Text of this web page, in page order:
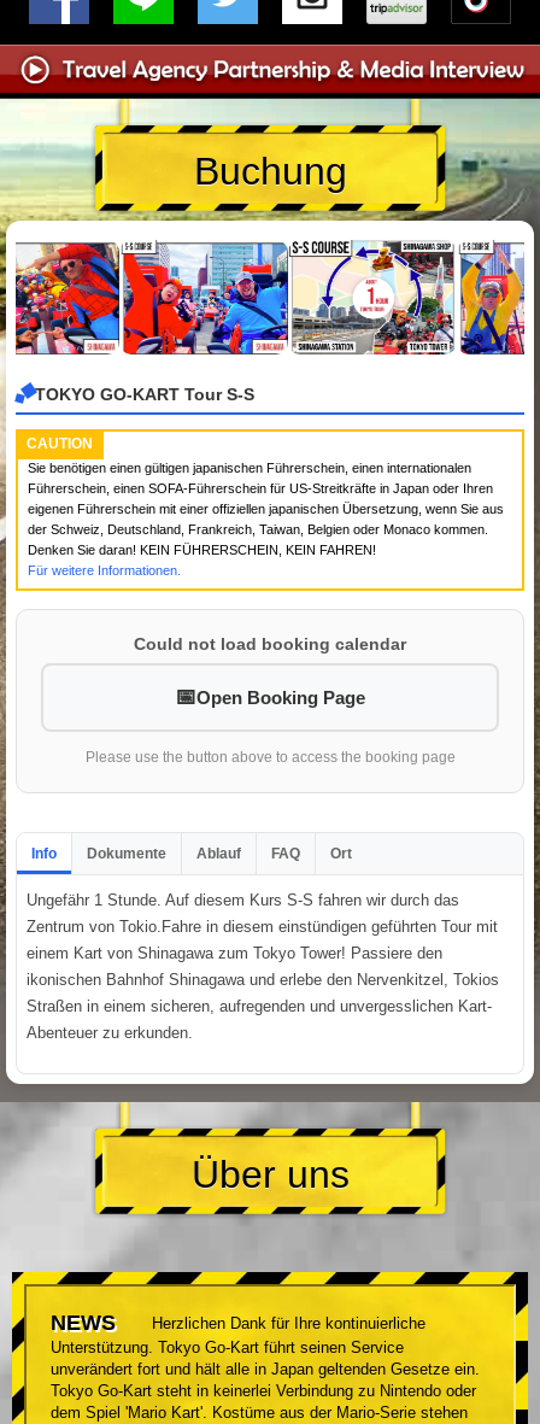
Buchung
TOKYO GO-KART Tour S-S
CAUTION
Sie benötigen einen gültigen japanischen Führerschein, einen internationalen
Führerschein, einen SOFA-Führerschein für US-Streitkräfte in Japan oder Ihren
eigenen Führerschein mit einer offiziellen japanischen Übersetzung, wenn Sie aus
der Schweiz, Deutschland, Frankreich, Taiwan, Belgien oder Monaco kommen.
Denken Sie daran! KEIN FÜHRERSCHEIN, KEIN FAHREN!
Für weitere Informationen.
Could not load booking calendar
Open Booking Page
Please use the button above to access the booking page
Info Dokumente Ablauf FAQ Ort
Ungefähr 1 Stunde. Auf diesem Kurs S-S fahren wir durch das
Zentrum von Tokio.Fahre in diesem einstündigen geführten Tour mit
einem Kart von Shinagawa zum Tokyo Tower! Passiere den
ikonischen Bahnhof Shinagawa und erlebe den Nervenkitzel, Tokios
Straßen in einem sicheren, aufregenden und unvergesslichen Kart-
Abenteuer zu erkunden.
Über uns
NEWS
Herzlichen Dank für Ihre kontinuierliche
Unterstützung. Tokyo Go-Kart führt seinen Service
unverändert fort und hält alle in Japan geltenden Gesetze ein.
Tokyo Go-Kart steht in keinerlei Verbindung zu Nintendo oder
dem Spiel 'Mario Kart'. Kostüme aus der Mario-Serie stehen